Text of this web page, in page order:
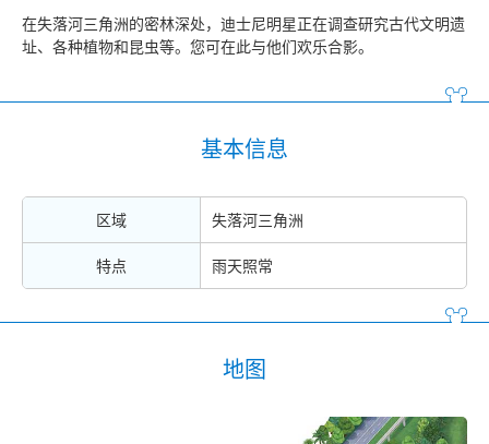
在失落河三角洲的密林深处，迪士尼明星正在调查研究古代文明遗
址、各种植物和昆虫等。您可在此与他们欢乐合影。
基本信息
区域 失落河三角洲
特点 雨天照常
地图